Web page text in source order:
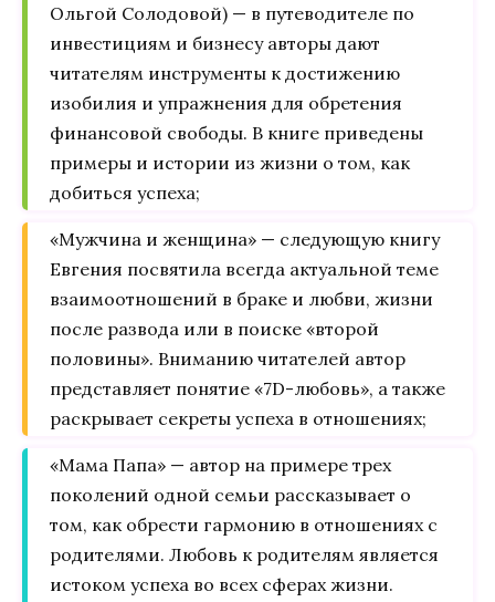
Ольгой Солодовой) — в путеводителе по
инвестициям и бизнесу авторы дают
читателям инструменты к достижению
изобилия и упражнения для обретения
финансовой свободы. В книге приведены
примеры и истории из жизни о том, как
добиться успеха;
«Мужчина и женщина» — следующую книгу
Евгения посвятила всегда актуальной теме
взаимоотношений в браке и любви, жизни
после развода или в поиске «второй
половины». Вниманию читателей автор
представляет понятие «7D-любовь», а также
раскрывает секреты успеха в отношениях;
«Мама Папа» — автор на примере трех
поколений одной семьи рассказывает о
том, как обрести гармонию в отношениях с
родителями. Любовь к родителям является
истоком успеха во всех сферах жизни.